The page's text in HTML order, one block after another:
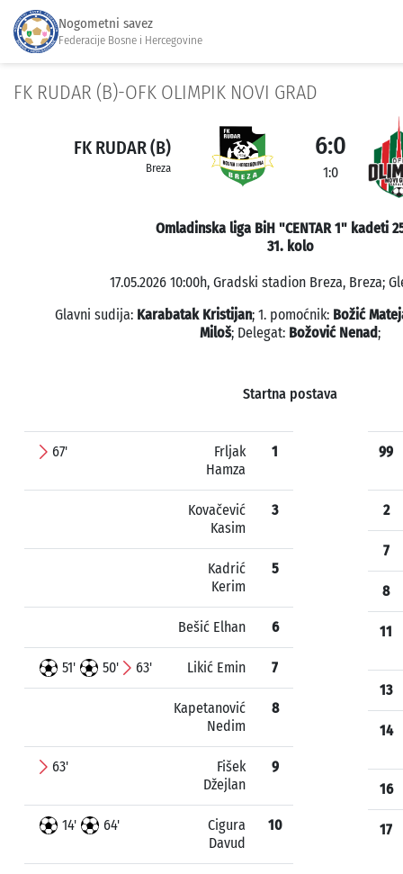
Nogometni savez
Federacije Bosne i Hercegovine
FK RUDAR (B)-OFK OLIMPIK NOVI GRAD
FK RUDAR (B)
Breza
6:0
1:0
Omladinska liga BiH "CENTAR 1" kadeti
31. kolo
17.05.2026 10:00h, Gradski stadion Breza, Breza;
Glavni sudija: Karabatak Kristijan; 1. pomoćnik: Božić
Miloš; Delegat: Božović Nenad;
Startna postava
67'
Frljak
Hamza
1
Kovačević
Kasim
3
Kadrić
Kerim
5
Bešić Elhan 6
51' 50' 63' Likić Emin 7
Kapetanović
Nedim
8
63'
Fišek
Džejlan
9
14' 64'
Cigura
Davud
10
99
2
7
8
11
13
14
16
17